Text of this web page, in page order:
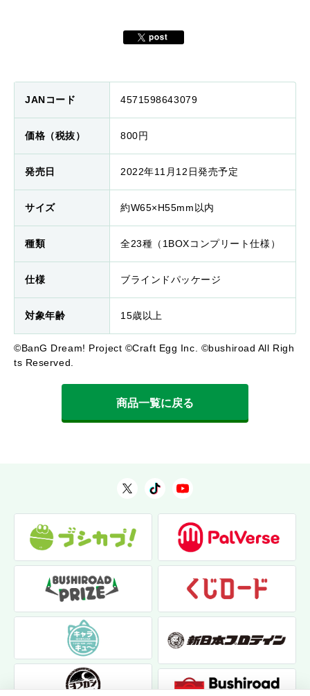
JANコード 4571598643079
価格（税抜） 800円
発売日 2022年11月12日発売予定
サイズ 約W65×H55mm以内
種類 全23種（1BOXコンプリート仕様）
仕様 ブラインドパッケージ
対象年齢 15歳以上
©BanG Dream! Project ©Craft Egg Inc. ©bushiroad All Righ
ts Reserved.
商品一覧に戻る